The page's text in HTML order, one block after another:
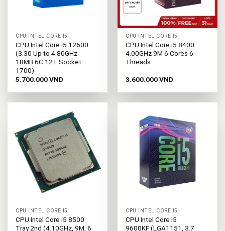
CPU INTEL CORE I5
CPU Intel Core i5 12600
(3.30 Up to 4.80GHz
18MB 6C 12T Socket
1700)
5.700.000VND
CPU INTEL CORE I5
CPU Intel Core i5 8400
4.00GHz 9M 6 Cores 6
Threads
3.600.000VND
CPU INTEL CORE I5
CPU Intel Core i5 8500
Tray 2nd (4.10GHz, 9M, 6
CPU INTEL CORE I5
CPU Intel Core I5
9600KF (LGA1151, 3.7